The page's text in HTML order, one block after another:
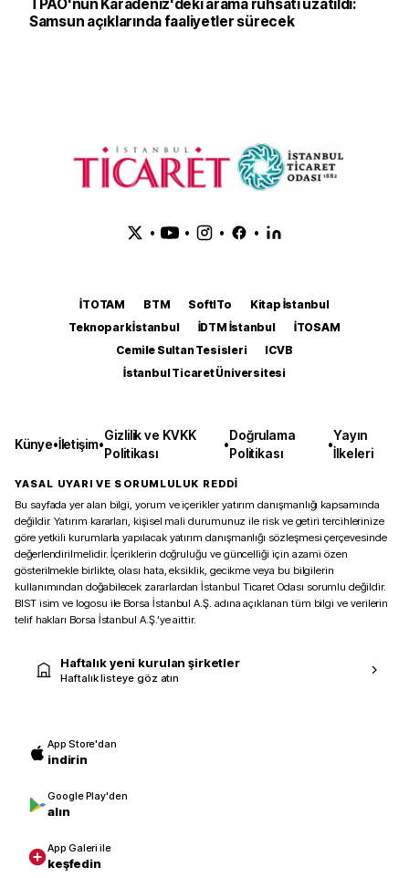
TPAO'nun Karadeniz'deki arama ruhsatı uzatıldı:
Samsun açıklarında faaliyetler sürecek
• • • •
İTOTAM BTM SoftITo
Kitap İstanbul
Teknopark İstanbul
İDTM İstanbul
İTOSAM
Cemile Sultan Tesisleri
ICVB
İstanbul Ticaret Üniversitesi
Künye•İletişim•
Gizlilik ve KVKK
Politikası
•
Doğrulama
Politikası
•
Yayın
İlkeleri
YASAL UYARI VE SORUMLULUK REDDİ
Bu sayfada yer alan bilgi, yorum ve içerikler yatırım danışmanlığı kapsamında
değildir. Yatırım kararları, kişisel mali durumunuz ile risk ve getiri tercihlerinize
göre yetkili kurumlarla yapılacak yatırım danışmanlığı sözleşmesi çerçevesinde
değerlendirilmelidir. İçeriklerin doğruluğu ve güncelliği için azami özen
gösterilmekle birlikte, olası hata, eksiklik, gecikme veya bu bilgilerin
kullanımından doğabilecek zararlardan İstanbul Ticaret Odası sorumlu değildir.
BIST isim ve logosu ile Borsa İstanbul A.Ş. adına açıklanan tüm bilgi ve verilerin
telif hakları Borsa İstanbul A.Ş.’ye aittir.
Haftalık yeni kurulan şirketler
Haftalık listeye göz atın
App Store'dan
indirin
Google Play'den
alın
App Galeri ile
keşfedin